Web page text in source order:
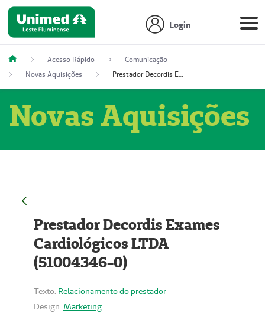
Login
Acesso Rápido
Comunicação
Novas Aquisições
Prestador Decordis Exames Cardiológicos LTDA (51004346-0)
Novas Aquisições
Prestador Decordis Exames
Cardiológicos LTDA
(51004346-0)
Texto: Relacionamento do prestador
Design: Marketing